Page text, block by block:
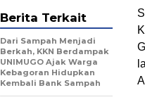
Berita Terkait
Dari Sampah Menjadi
Berkah, KKN Berdampak
UNIMUGO Ajak Warga
Kebagoran Hidupkan
Kembali Bank Sampah